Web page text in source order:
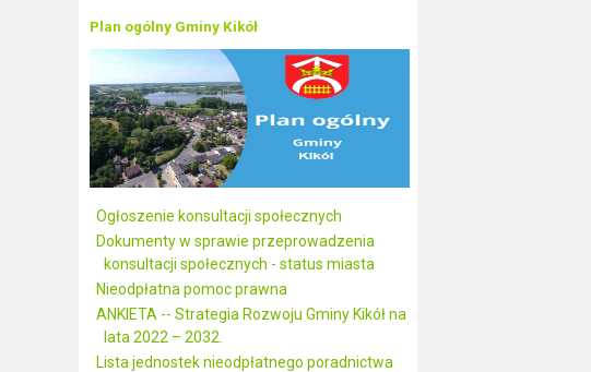
Plan ogólny Gminy Kikół
Ogłoszenie konsultacji społecznych
Dokumenty w sprawie przeprowadzenia
konsultacji społecznych - status miasta
Nieodpłatna pomoc prawna
ANKIETA -- Strategia Rozwoju Gminy Kikół na
lata 2022 – 2032.
Lista jednostek nieodpłatnego poradnictwa